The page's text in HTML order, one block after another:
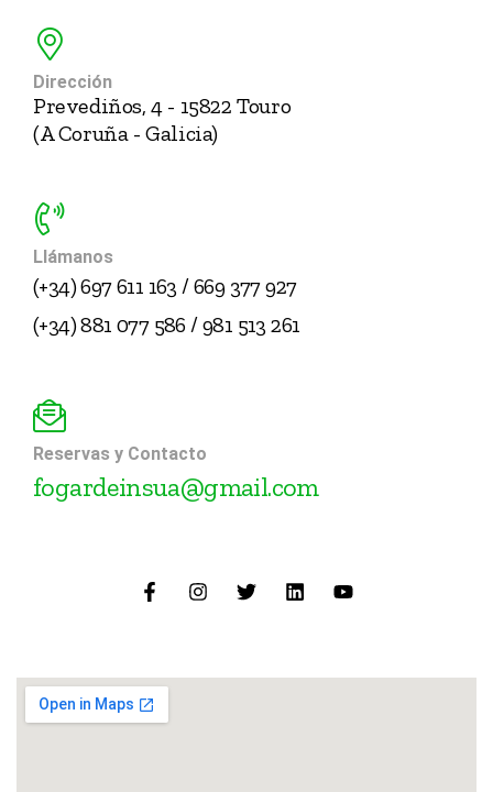
Dirección
Prevediños, 4 - 15822 Touro
(A Coruña - Galicia)
Llámanos
(+34) 697 611 163 / 669 377 927
(+34) 881 077 586 / 981 513 261
Reservas y Contacto
fogardeinsua@gmail.com